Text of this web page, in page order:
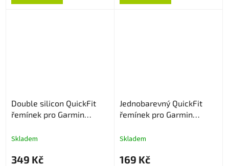
Double silicon QuickFit
řemínek pro Garmin
Skladem
349 Kč
Jednobarevný QuickFit
řemínek pro Garmin
Skladem
169 Kč